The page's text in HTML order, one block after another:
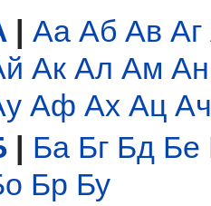
Аа Аб Ав Аг
Ак Ал Ам Ан
Аф Ах Ац
| Ба Бг Бд Бе
Бр Бу